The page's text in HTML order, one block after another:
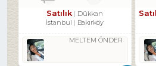
Satılık
Dükkan
İstanbul
Bakırköy
MELTEM ÖNDER